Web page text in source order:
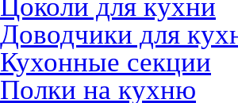
Цоколи для кухни
Доводчики для
Кухонные секции
Полки на кухню